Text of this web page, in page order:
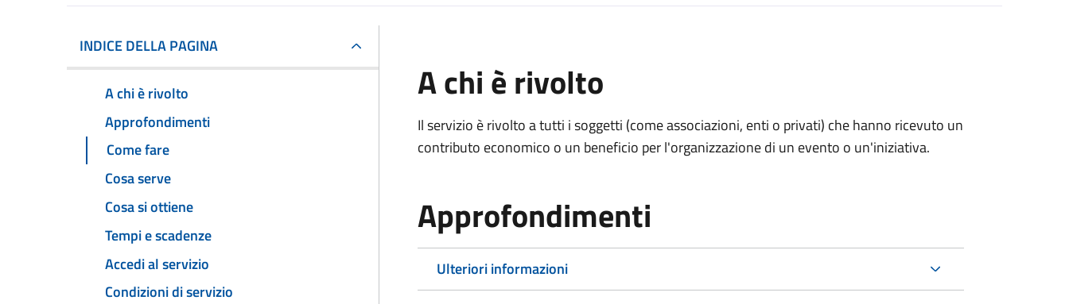
INDICE DELLA PAGINA
A chi è rivolto
Approfondimenti
Come fare
Cosa serve
Cosa si ottiene
Tempi e scadenze
Accedi al servizio
Condizioni di servizio
A chi è rivolto
Il servizio è rivolto a tutti i soggetti (come associazioni, enti o privati) che hanno ricevuto un
contributo economico o un beneficio per l'organizzazione di un evento o un'iniziativa.
Approfondimenti
Ulteriori informazioni